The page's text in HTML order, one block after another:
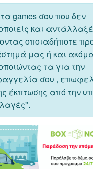
games σου που δεν
και
οποιαδήποτε
μας ή και
τα για την
σου ,
έκπτωσης από την